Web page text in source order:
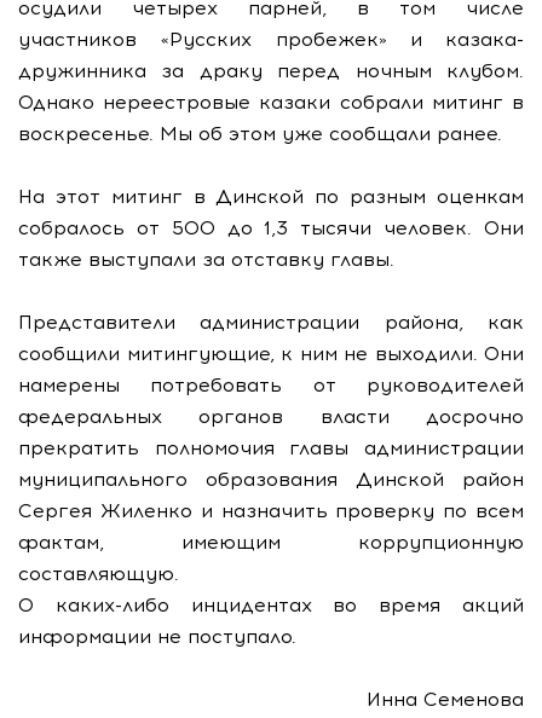
осудили четырех парней, в том числе
участников «Русских пробежек» и казака-
дружинника за драку перед ночным клубом.
Однако нереестровые казаки собрали митинг в
воскресенье. Мы об этом уже сообщали ранее.
На этот митинг в Динской по разным оценкам
собралось от 500 до 1,3 тысячи человек. Они
также выступали за отставку главы.
Представители администрации района, как
сообщили митингующие, к ним не выходили. Они
намерены потребовать от руководителей
федеральных органов власти досрочно
прекратить полномочия главы администрации
муниципального образования Динской район
Сергея Жиленко и назначить проверку по всем
фактам, имеющим коррупционную
составляющую.
О каких-либо инцидентах во время акций
информации не поступало.
Инна Семенова